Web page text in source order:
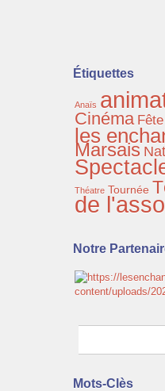
Étiquettes
Anaïs
Cinéma
les
Marsais
Théatre Tournée
de
Notre
Mots-Clès